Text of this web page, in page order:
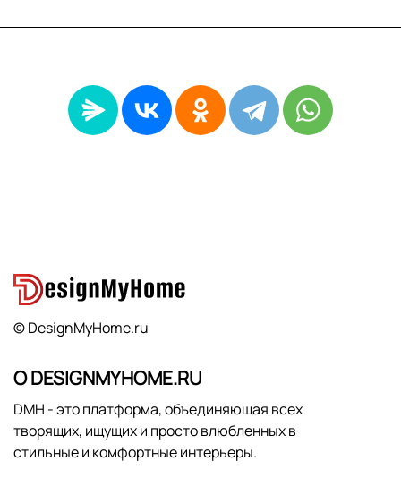
© DesignMyHome.ru
О DESIGNMYHOME.RU
DMH - это платформа, объединяющая всех
творящих, ищущих и просто влюбленных в
стильные и комфортные интерьеры.